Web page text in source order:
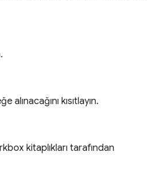
kısıtlayın.
kitaplıkları tarafından